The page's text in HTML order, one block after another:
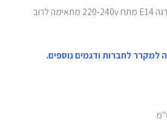
נורה למקרר 30W חיבור הברגה E14 מתח 220-240v מתאימה לרוב
למקרר לחברות ודגמים נוספים.